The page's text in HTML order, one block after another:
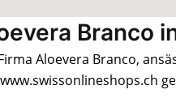
Branco
Aloevera Branco,